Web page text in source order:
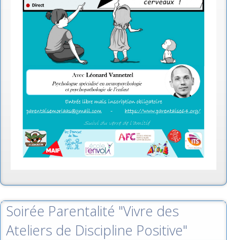
Soirée Parentalité "Vivre des
Ateliers de Discipline Positive"